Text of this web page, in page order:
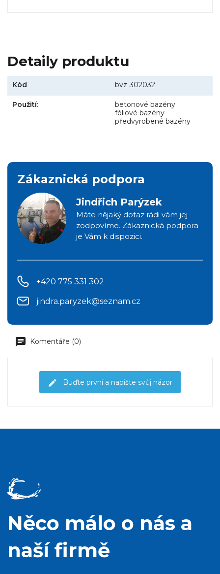
Detaily produktu
Kód bvz-302032
Použití:
betonové bazény
fóliové bazény
předvyrobené bazény
Zákaznická podpora
Jindřich Parýzek
Máte nějaký dotaz rádi vám jej
zodpovíme. Zákaznická podpora
je Vám k dispozici.
+420 775 331 302
jindra.paryzek@seznam.cz
Komentáře (0)
Buďte první a napište svůj názor
Něco málo o nás a
naší firmě